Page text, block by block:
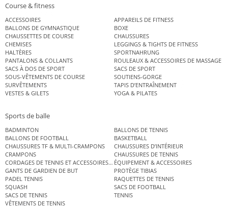
Course & fitness
ACCESSOIRES
APPAREILS DE FITNESS
BALLONS DE GYMNASTIQUE
BOXE
CHAUSSETTES DE COURSE
CHAUSSURES
CHEMISES
LEGGINGS & TIGHTS DE FITNESS
HALTÈRES
SPORTNAHRUNG
PANTALONS & COLLANTS
ROULEAUX & ACCESSOIRES DE MASSAGE
SACS À DOS DE SPORT
SACS DE SPORT
SOUS-VÊTEMENTS DE COURSE
SOUTIENS-GORGE
SURVÊTEMENTS
TAPIS D’ENTRAÎNEMENT
VESTES & GILETS
YOGA & PILATES
Sports de balle
BADMINTON
BALLONS DE TENNIS
BALLONS DE FOOTBALL
BASKETBALL
CHAUSSURES TF & MULTI-CRAMPONS
CHAUSSURES D’INTÉRIEUR
CRAMPONS
CHAUSSURES DE TENNIS
CORDAGES DE TENNIS ET ACCESSOIRES DE TENNISÉQUIPEMENT & ACCESSOIRES
GANTS DE GARDIEN DE BUT
PROTÈGE TIBIAS
PADEL TENNIS
RAQUETTES DE TENNIS
SQUASH
SACS DE FOOTBALL
SACS DE TENNIS
TENNIS
VÊTEMENTS DE TENNIS